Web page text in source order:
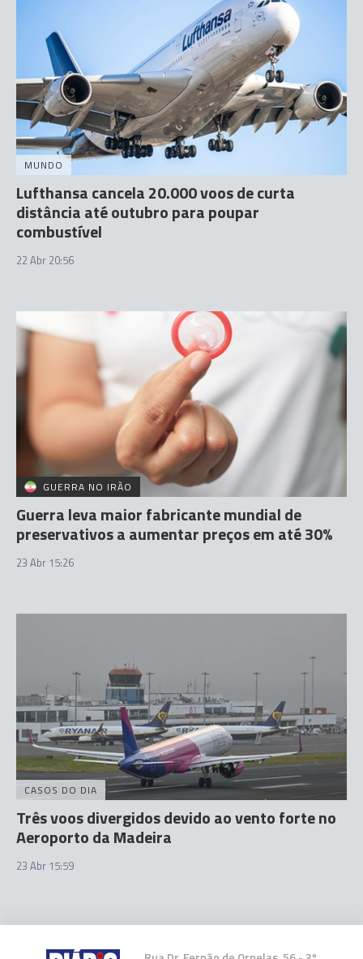
MUNDO
Lufthansa cancela 20.000 voos de curta
distância até outubro para poupar
combustível
22 Abr 20:56
GUERRA NO IRÃO
Guerra leva maior fabricante mundial de
preservativos a aumentar preços em até 30%
23 Abr 15:26
CASOS DO DIA
Três voos divergidos devido ao vento forte no
Aeroporto da Madeira
23 Abr 15:59